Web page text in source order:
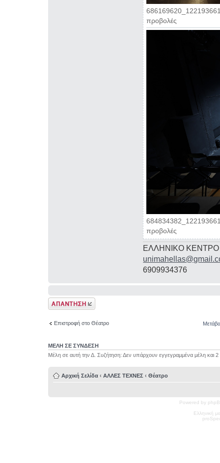
προβολές
προβολές
ΕΛΛΗΝΙΚΟ
6909934376
Δημιουργία
απάντησης
Επιστροφή στο Θέατρο
ΜΕΛΗ ΣΕ ΣΥΝΔΕΣΗ
Μέλη σε αυτή την Δ. Συζήτηση: Δεν υπάρχουν εγγεγραμμένα μέλη και 2
Αρχική Σελίδα ‹ ΑΛΛΕΣ ΤΕΧΝΕΣ ‹ Θέατρο
Powered by
Ελληνική
pro